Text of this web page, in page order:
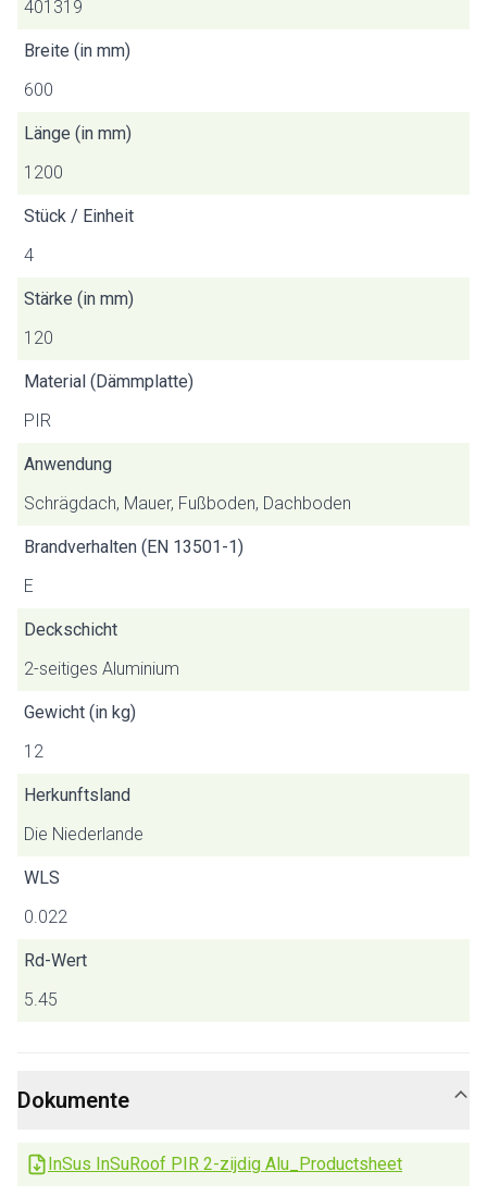
401319
Breite (in mm)
600
Länge (in mm)
1200
Stück / Einheit
4
Stärke (in mm)
120
Material (Dämmplatte)
PIR
Anwendung
Schrägdach, Mauer, Fußboden, Dachboden
Brandverhalten (EN 13501-1)
E
Deckschicht
2-seitiges Aluminium
Gewicht (in kg)
12
Herkunftsland
Die Niederlande
WLS
0.022
Rd-Wert
5.45
Dokumente
InSus InSuRoof PIR 2-zijdig Alu_Productsheet